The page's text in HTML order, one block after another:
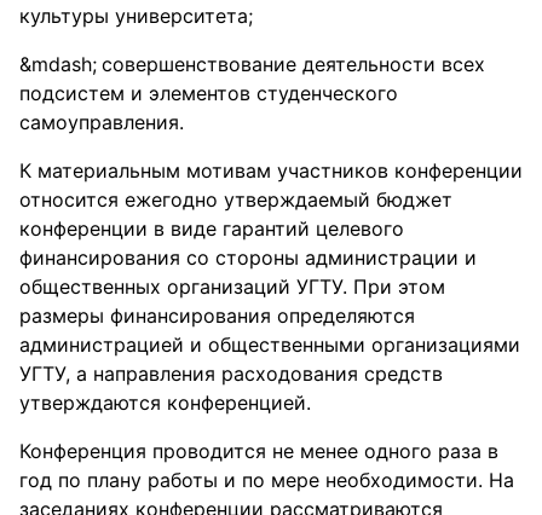
культуры университета;
совершенствование деятельности всех
подсистем и элементов студенческого
самоуправления.
К материальным мотивам участников конференции
относится ежегодно утверждаемый бюджет
конференции в виде гарантий целевого
финансирования со стороны администрации и
общественных организаций УГТУ. При этом
размеры финансирования определяются
администрацией и общественными организациями
УГТУ, а направления расходования средств
утверждаются конференцией.
Конференция проводится не менее одного раза в
год по плану работы и по мере необходимости. На
заседаниях конференции рассматриваются